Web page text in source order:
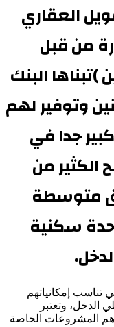
العقاري
من قبل
البنك
وتوفير لهم
جدا في
الكثير من
متوسطة
سكنية
تناسب إمكانياتهم
الدخل، وتعتبر
المشروعات الخاصة